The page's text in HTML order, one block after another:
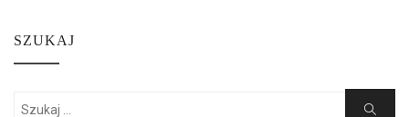
SZUKAJ
Search
Search